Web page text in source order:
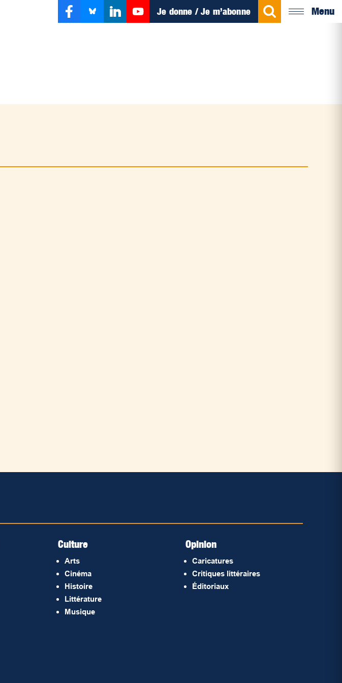
Je donne / Je m’abonne Menu
Culture
Arts
Cinéma
Histoire
Littérature
Musique
Opinion
Caricatures
Critiques littéraires
Éditoriaux